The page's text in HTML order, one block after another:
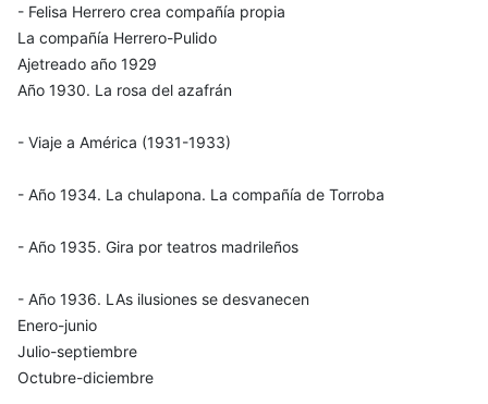
- Felisa Herrero crea compañía propia
La compañía Herrero-Pulido
Ajetreado año 1929
Año 1930. La rosa del azafrán
- Viaje a América (1931-1933)
- Año 1934. La chulapona. La compañía de Torroba
- Año 1935. Gira por teatros madrileños
- Año 1936. LAs ilusiones se desvanecen
Enero-junio
Julio-septiembre
Octubre-diciembre